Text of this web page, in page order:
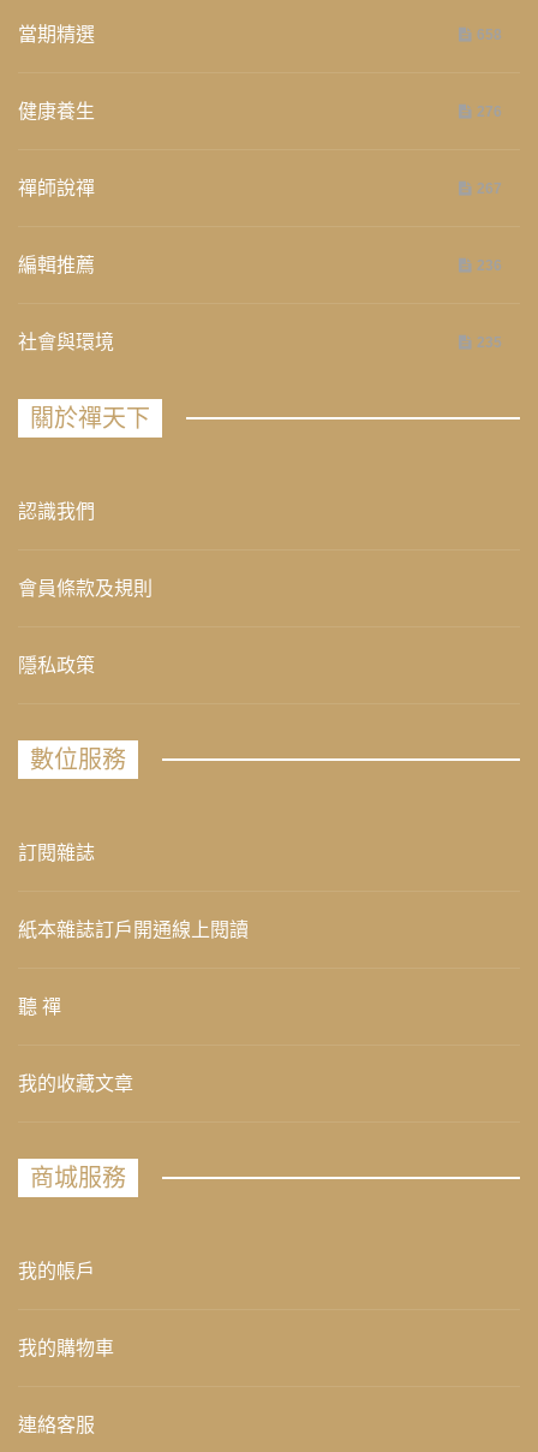
當期精選 658
健康養生 276
禪師說禪 267
編輯推薦 236
社會與環境 235
關於禪天下
認識我們
會員條款及規則
隱私政策
數位服務
訂閱雜誌
紙本雜誌訂戶開通線上閱讀
聽 禪
我的收藏文章
商城服務
我的帳戶
我的購物車
連絡客服